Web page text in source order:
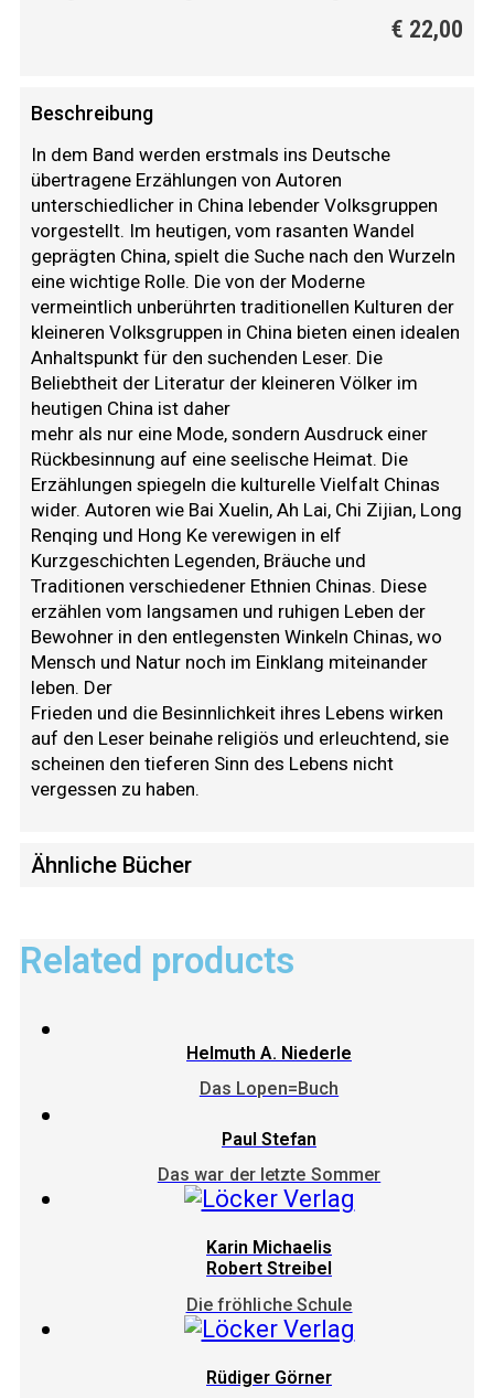
€ 22,00
Beschreibung
In dem Band werden erstmals ins Deutsche
übertragene Erzählungen von Autoren
unterschiedlicher in China lebender Volksgruppen
vorgestellt. Im heutigen, vom rasanten Wandel
geprägten China, spielt die Suche nach den Wurzeln
eine wichtige Rolle. Die von der Moderne
vermeintlich unberührten traditionellen Kulturen der
kleineren Volksgruppen in China bieten einen idealen
Anhaltspunkt für den suchenden Leser. Die
Beliebtheit der Literatur der kleineren Völker im
heutigen China ist daher
mehr als nur eine Mode, sondern Ausdruck einer
Rückbesinnung auf eine seelische Heimat. Die
Erzählungen spiegeln die kulturelle Vielfalt Chinas
wider. Autoren wie Bai Xuelin, Ah Lai, Chi Zijian, Long
Renqing und Hong Ke verewigen in elf
Kurzgeschichten Legenden, Bräuche und
Traditionen verschiedener Ethnien Chinas. Diese
erzählen vom langsamen und ruhigen Leben der
Bewohner in den entlegensten Winkeln Chinas, wo
Mensch und Natur noch im Einklang miteinander
leben. Der
Frieden und die Besinnlichkeit ihres Lebens wirken
auf den Leser beinahe religiös und erleuchtend, sie
scheinen den tieferen Sinn des Lebens nicht
vergessen zu haben.
Ähnliche Bücher
Related products
Helmuth A. Niederle
Das Lopen=Buch
Paul Stefan
Das war der letzte Sommer
Karin Michaelis
Robert Streibel
Die fröhliche Schule
Rüdiger Görner